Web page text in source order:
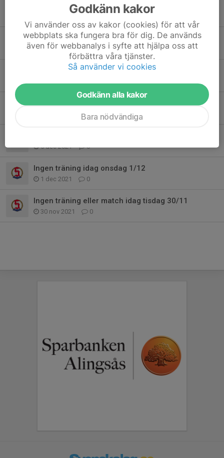
Ingen träning imorgon pga match mot Utbynäs
0
Träningen inställd idag tisdag 1/2 pga snö
1 feb 2022 0
Träningar och matcher februari
0
5 dec 2021 0
Ingen träning idag onsdag 1/12
1 dec 2021 0
Ingen träning eller match idag tisdag 30/11
30 nov 2021 0
Godkänn kakor
Vi använder oss av kakor (cookies) för att vår
webbplats ska fungera bra för dig. De används
även för webbanalys i syfte att hjälpa oss att
förbättra våra tjänster.
Så använder vi cookies
Godkänn alla kakor
Bara nödvändiga